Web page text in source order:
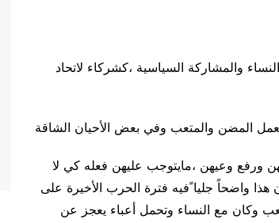
والمشاركة السياسية ،كشركاء لاتحاد
المضن والمتعب وفي بعض الأحيان الشاقة
ورفع وعيهن ،مايتوجب عليهن فعله كي لا
هذا واضحاً جليا ًفيه فترة الحرب الأخيرة على
وكان مع النساء وتحمل أعباء يعجز عن